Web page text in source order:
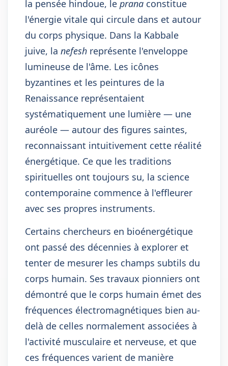
la pensée hindoue, le prana constitue
l'énergie vitale qui circule dans et autour
du corps physique. Dans la Kabbale
juive, la nefesh représente l'enveloppe
lumineuse de l'âme. Les icônes
byzantines et les peintures de la
Renaissance représentaient
systématiquement une lumière — une
auréole — autour des figures saintes,
reconnaissant intuitivement cette réalité
énergétique. Ce que les traditions
spirituelles ont toujours su, la science
contemporaine commence à l'effleurer
avec ses propres instruments.
Certains chercheurs en bioénergétique
ont passé des décennies à explorer et
tenter de mesurer les champs subtils du
corps humain. Ses travaux pionniers ont
démontré que le corps humain émet des
fréquences électromagnétiques bien au-
delà de celles normalement associées à
l'activité musculaire et nerveuse, et que
ces fréquences varient de manière